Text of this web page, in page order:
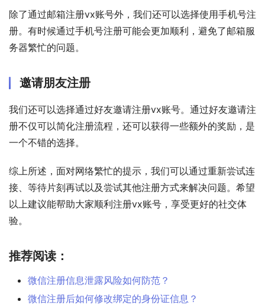
除了通过邮箱注册vx账号外，我们还可以选择使用手机号注
册。有时候通过手机号注册可能会更加顺利，避免了邮箱服
务器繁忙的问题。
邀请朋友注册
我们还可以选择通过好友邀请注册vx账号。通过好友邀请注
册不仅可以简化注册流程，还可以获得一些额外的奖励，是
一个不错的选择。
综上所述，面对网络繁忙的提示，我们可以通过重新尝试连
接、等待片刻再试以及尝试其他注册方式来解决问题。希望
以上建议能帮助大家顺利注册vx账号，享受更好的社交体
验。
推荐阅读：
微信注册信息泄露风险如何防范？
微信注册后如何修改绑定的身份证信息？